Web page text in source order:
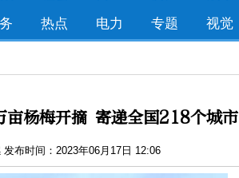
杨梅开摘 寄递全国218个城市
布时间：2023年06月17日 12:06